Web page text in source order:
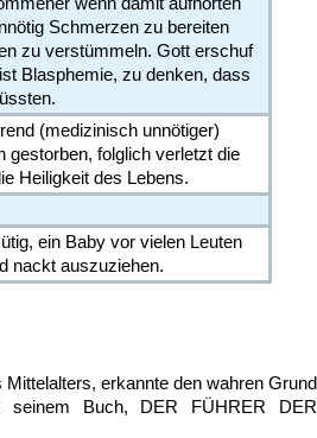
Schmerzen zu bereiten
zu verstümmeln. Gott erschuf
Blasphemie, zu denken, dass
(medizinisch unnötiger)
gestorben, folglich verletzt die
Heiligkeit des Lebens.
ein Baby vor vielen Leuten
nackt auszuziehen.
erkannte den wahren Grund
seinem Buch, DER FÜHRER DER